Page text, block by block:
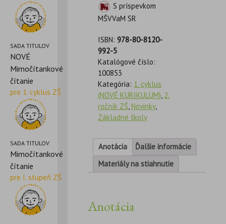
SADA TITULOV
NOVÉ
Mimočítankové
čítanie
pre 1. cyklus ZŠ
SADA TITULOV
Mimočítankové
čítanie
pre I. stupeň ZŠ
S príspevkom
MŠVVaM SR
ISBN:978-80-8120-
992-5
Katalógové číslo:
100853
Kategória: 1. cyklus
(NOVÉ KURIKULUM), 2.
ročník ZŠ,Novinky,
Základné školy
Anotácia
Ďalšie informácie
Materiály na stiahnutie
Anotácia